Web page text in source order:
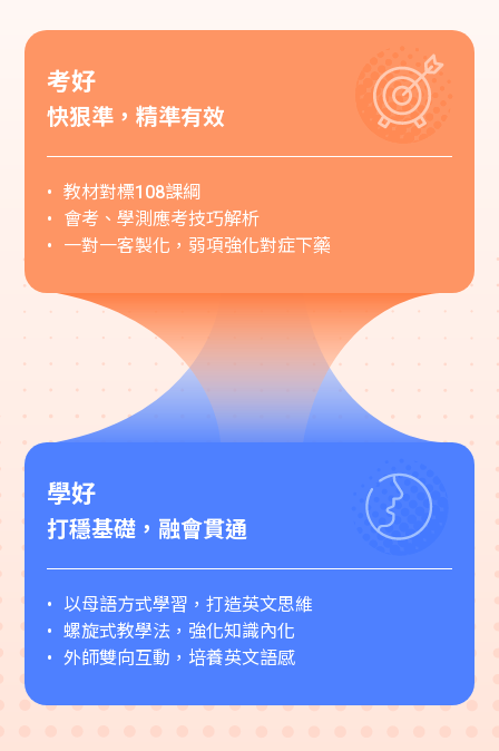
考好
快狠準，精準有效
教材對標108課綱
會考、學測應考技巧解析
一對一客製化，弱項強化對症下藥
學好
打穩基礎，融會貫通
以母語方式學習，打造英文思維
螺旋式教學法，強化知識內化
外師雙向互動，培養英文語感